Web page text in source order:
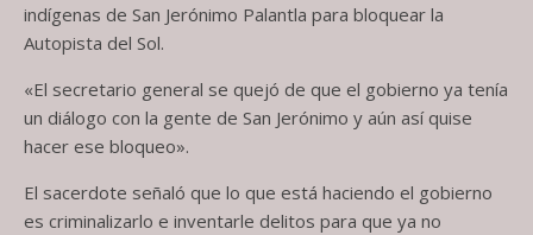
indígenas de San Jerónimo Palantla para bloquear la
Autopista del Sol.
«El secretario general se quejó de que el gobierno ya tenía
un diálogo con la gente de San Jerónimo y aún así quise
hacer ese bloqueo».
El sacerdote señaló que lo que está haciendo el gobierno
es criminalizarlo e inventarle delitos para que ya no